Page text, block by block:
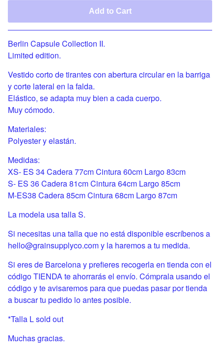
Add to Cart
Berlin Capsule Collection II.
Limited edition.
Vestido corto de tirantes con abertura circular en la barriga
y corte lateral en la falda.
Elástico, se adapta muy bien a cada cuerpo.
Muy cómodo.
Materiales:
Polyester y elastán.
Medidas:
XS- ES 34 Cadera 77cm Cintura 60cm Largo 83cm
S- ES 36 Cadera 81cm Cintura 64cm Largo 85cm
M-ES38 Cadera 85cm Cintura 68cm Largo 87cm
La modela usa talla S.
Si necesitas una talla que no está disponible escríbenos a
hello@grainsupplyco.comy la haremos a tu medida.
Si eres de Barcelona y prefieres recogerla en tienda con el
código TIENDA te ahorrarás el envío. Cómprala usando el
código y te avisaremos para que puedas pasar por tienda
a buscar tu pedido lo antes posible.
*Talla L sold out
Muchas gracias.